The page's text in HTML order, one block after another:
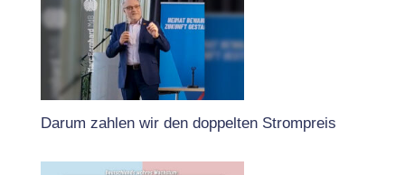
Darum zahlen wir den doppelten Strompreis